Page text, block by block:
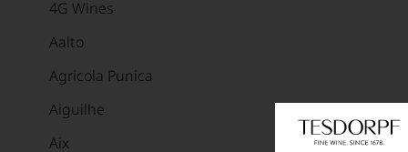
4G Wines
Aalto
Agricola Punica
Aiguilhe
Aix